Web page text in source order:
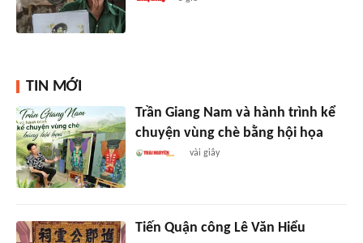
TIN MỚI
Trần Giang Nam và hành trình kể
chuyện vùng chè bằng hội họa
vài giây
Tiến Quận công Lê Văn Hiểu